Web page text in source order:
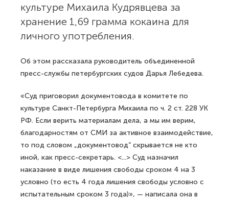
культуре Михаила Кудрявцева за
хранение 1,69 грамма кокаина для
личного употребления.
Об этом рассказала руководитель объединенной
пресс-службы петербургских судов Дарья Лебедева.
«Суд приговорил документовода в комитете по
культуре Санкт-Петербурга Михаила по ч. 2 ст. 228 УК
РФ. Если верить материалам дела, а мы им верим,
благодарностям от СМИ за активное взаимодействие,
то под словом „документовод“ скрывается не кто
иной, как пресс-секретарь. <...> Суд назначил
наказание в виде лишения свободы сроком 4 на 3
условно (то есть 4 года лишения свободы условно с
испытательным сроком 3 года)», — написала она в